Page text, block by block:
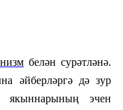
белән сурәтләнә.
әйберләргә дә зур
якыннарының эчен